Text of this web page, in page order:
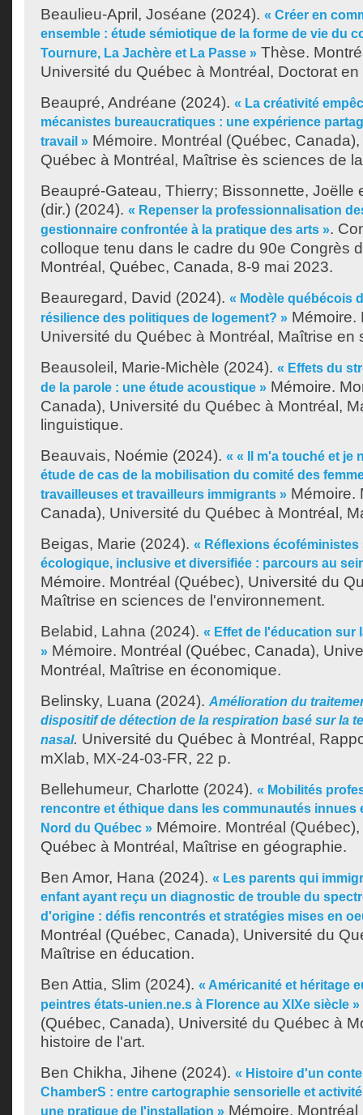
Beaulieu-April, Joséane (2024). « Créer en
ensemble : étude sémiotique de la forme de vie du
Tournure, La Jachère et La Passe » Thèse.
Université du Québec à Montréal, Doctorat
Beaupré, Andréane (2024). « La créativité
mécanistes bureaucratiques : une expérience
travail » Mémoire. Montréal (Québec,
Québec à Montréal, Maîtrise ès sciences de
Beaupré-Gateau, Thierry; Bissonnette, Joëlle
(dir.) (2024). « Repenser la professionnalisation
gestionnaire confrontée à la pratique des arts ».
colloque tenu dans le cadre du 90e Congrès
Montréal, Québec, Canada, 8-9 mai 2023.
Beauregard, David (2024). « Modèle québécois
résilience des politiques de logement? » Mémoire.
Université du Québec à Montréal, Maîtrise en
Beausoleil, Marie-Michèle (2024). « Effets du
de la parole : une étude acoustique » Mémoire.
Canada), Université du Québec à Montréal,
linguistique.
Beauvais, Noémie (2024). « « Il m'a touché et je
étude de cas de la mobilisation du comité des
travailleuses et travailleurs immigrants » Mémoire.
Canada), Université du Québec à Montréal,
Beigas, Marie (2024). « Réflexions
écologique, inclusive et diversifiée : parcours au
Mémoire. Montréal (Québec), Université du
Maîtrise en sciences de l'environnement.
Belabid, Lahna (2024). « Effet de l'éducation sur
» Mémoire. Montréal (Québec, Canada),
Montréal, Maîtrise en économique.
Belinsky, Luana (2024). Amélioration du
dispositif de détection de la respiration basé sur la
nasal. Université du Québec à Montréal,
mXlab, MX-24-03-FR, 22 p.
Bellehumeur, Charlotte (2024). « Mobilités
rencontre et éthique dans les communautés innues
Nord du Québec » Mémoire. Montréal
Québec à Montréal, Maîtrise en géographie.
Ben Amor, Hana (2024). « Les parents qui
enfant ayant reçu un diagnostic de trouble du
d'origine : défis rencontrés et stratégies mises en
Montréal (Québec, Canada), Université du
Maîtrise en éducation.
Ben Attia, Slim (2024). « Américanité et héritage
peintres états-unien.ne.s à Florence au XIXe siècle »
(Québec, Canada), Université du Québec à
histoire de l'art.
Ben Chikha, Jihene (2024). « Histoire d'un
ChamberS : entre cartographie sensorielle et
une pratique de l'installation » Mémoire.